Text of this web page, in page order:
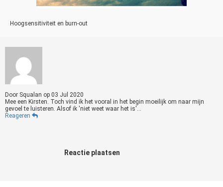
Hoogsensitiviteit en burn-out
Door Squalan op 03 Jul 2020
Mee een Kirsten. Toch vind ik het vooral in het begin moeilijk om naar mijn
gevoel te luisteren. Alsof ik 'niet weet waar het is'...
Reageren
Reactie plaatsen